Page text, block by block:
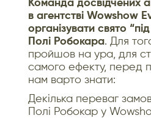
Команда досвідчених
в агентстві Wowshow
організувати свято
Полі Робокара. Для
пройшов на ура, для
самого ефекту, перед
нам варто знати:
Декілька переваг
Полі Робокар у